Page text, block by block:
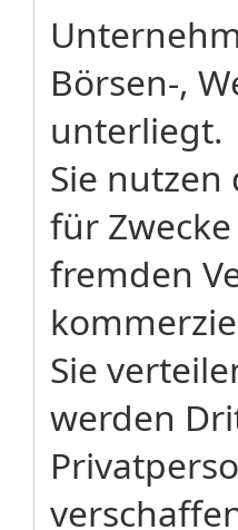
Börsen-,
unterliegt.
Sie
für
fremden
Sie
werden